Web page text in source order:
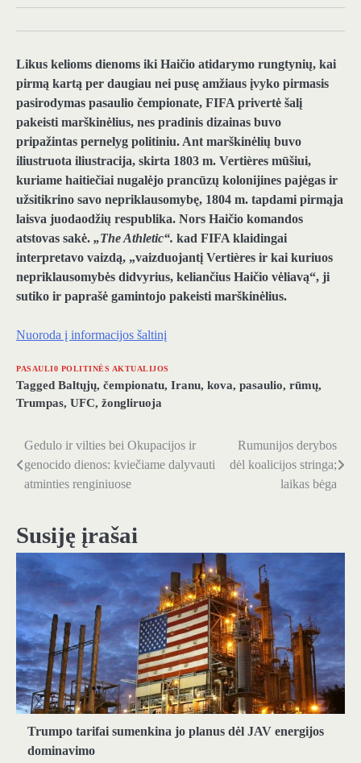
Likus kelioms dienoms iki Haičio atidarymo rungtynių, kai
pirmą kartą per daugiau nei pusę amžiaus įvyko pirmasis
pasirodymas pasaulio čempionate, FIFA privertė šalį
pakeisti marškinėlius, nes pradinis dizainas buvo
pripažintas pernelyg politiniu. Ant marškinėlių buvo
iliustruota iliustracija, skirta 1803 m. Vertières mūšiui,
kuriame haitiečiai nugalėjo prancūzų kolonijines pajėgas ir
užsitikrino savo nepriklausomybę, 1804 m. tapdami pirmąja
laisva juodaodžių respublika. Nors Haičio komandos
atstovas sakė. „The Athletic“. kad FIFA klaidingai
interpretavo vaizdą, „vaizduojantį Vertières ir kai kuriuos
nepriklausomybės didvyrius, keliančius Haičio vėliavą“, ji
sutiko ir paprašė gamintojo pakeisti marškinėlius.
Nuoroda į informacijos šaltinį
PASAULI0 POLITINĖS AKTUALIJOS
Tagged Baltųjų, čempionatu, Iranu, kova, pasaulio, rūmų,
Trumpas, UFC, žongliruoja
Navigacija
tarp
Gedulo ir vilties bei Okupacijos ir
genocido dienos: kviečiame dalyvauti
atminties renginiuose
Rumunijos derybos
dėl koalicijos stringa;
laikas bėga
Susiję įrašai
Trumpo tarifai sumenkina jo planus dėl JAV energijos
dominavimo